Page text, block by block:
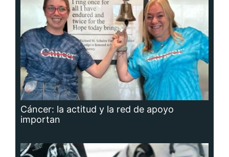
Cáncer: la actitud y la red de apoyo
importan